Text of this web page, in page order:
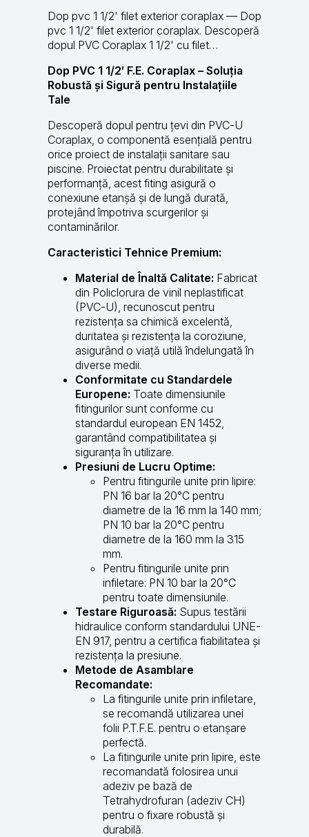
Dop pvc 1 1/2' filet exterior coraplax — Dop
pvc 1 1/2' filet exterior coraplax. Descoperă
dopul PVC Coraplax 1 1/2' cu filet…
Dop PVC 1 1/2′ F.E. Coraplax – Soluția
Robustă și Sigură pentru Instalațiile
Tale
Descoperă dopul pentru țevi din PVC-U
Coraplax, o componentă esențială pentru
orice proiect de instalații sanitare sau
piscine. Proiectat pentru durabilitate și
performanță, acest fiting asigură o
conexiune etanșă și de lungă durată,
protejând împotriva scurgerilor și
contaminărilor.
Caracteristici Tehnice Premium:
Material de Înaltă Calitate: Fabricat
din Policlorura de vinil neplastificat
(PVC-U), recunoscut pentru
rezistența sa chimică excelentă,
duritatea și rezistența la coroziune,
asigurând o viață utilă îndelungată în
diverse medii.
Conformitate cu Standardele
Europene: Toate dimensiunile
fitingurilor sunt conforme cu
standardul european EN 1452,
garantând compatibilitatea și
siguranța în utilizare.
Presiuni de Lucru Optime:
Pentru fitingurile unite prin lipire:
PN 16 bar la 20°C pentru
diametre de la 16 mm la 140 mm;
PN 10 bar la 20°C pentru
diametre de la 160 mm la 315
mm.
Pentru fitingurile unite prin
infiletare: PN 10 bar la 20°C
pentru toate dimensiunile.
Testare Riguroasă: Supus testării
hidraulice conform standardului UNE-
EN 917, pentru a certifica fiabilitatea și
rezistența la presiune.
Metode de Asamblare
Recomandate:
La fitingurile unite prin infiletare,
se recomandă utilizarea unei
folii P.T.F.E. pentru o etanșare
perfectă.
La fitingurile unite prin lipire, este
recomandată folosirea unui
adeziv pe bază de
Tetrahydrofuran (adeziv CH)
pentru o fixare robustă și
durabilă.